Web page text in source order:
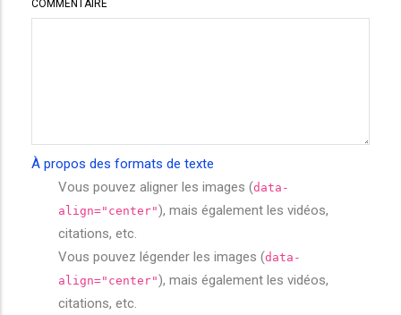
COMMENTAIRE
À propos des formats de texte
Vous pouvez aligner les images (data-
align="center"), mais également les vidéos,
citations, etc.
Vous pouvez légender les images (data-
align="center"), mais également les vidéos,
citations, etc.